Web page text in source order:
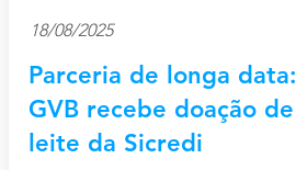
18/08/2025
Parceria de longa data:
GVB recebe doação de
leite da Sicredi